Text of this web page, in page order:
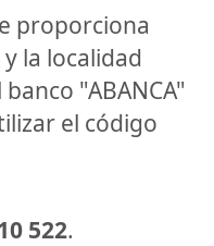
proporciona
la localidad
"ABANCA"
el código
522.